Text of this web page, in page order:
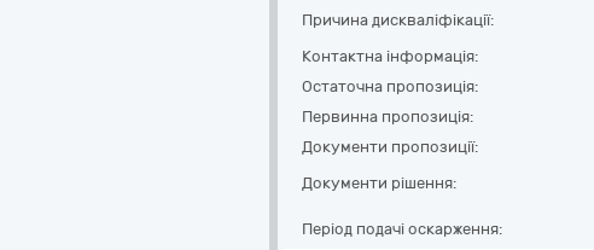
Причина дискваліфікації:
Контактна інформація:
Остаточна пропозиція:
Первинна пропозиція:
Документи пропозиції:
Документи рішення:
Період подачі оскарження: